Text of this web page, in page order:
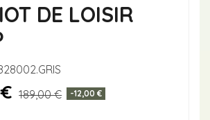
DE LOISIR
189,00 € -12,00 €